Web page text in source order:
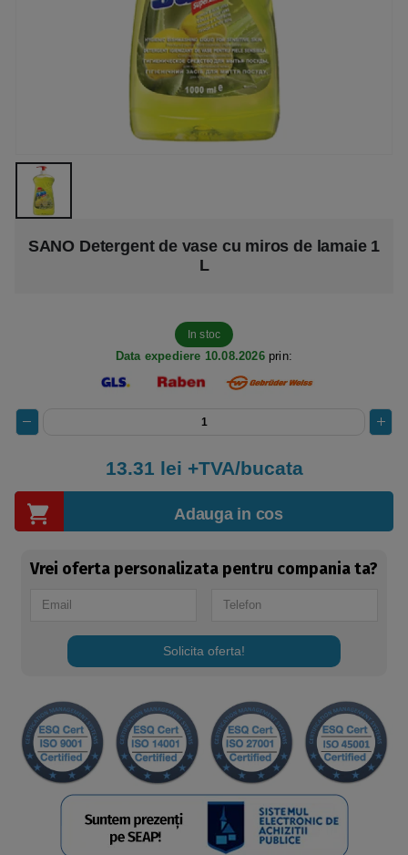
SANO Detergent de vase cu miros de lamaie 1
L
In stoc
Data expediere 10.08.2026prin:
13.31 lei +TVA/bucata
Adauga in cos
Vrei oferta personalizata pentru compania ta?
Solicita oferta!